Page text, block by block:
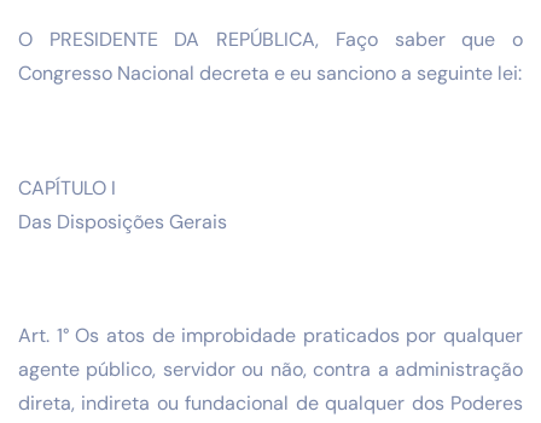
O PRESIDENTE DA REPÚBLICA, Faço saber que o
Congresso Nacional decreta e eu sanciono a seguinte lei:
CAPÍTULO I
Das Disposições Gerais
Art. 1° Os atos de improbidade praticados por qualquer
agente público, servidor ou não, contra a administração
direta, indireta ou fundacional de qualquer dos Poderes